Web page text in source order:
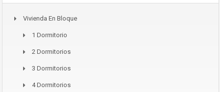
Vivienda En Bloque
1 Dormitorio
2 Dormitorios
3 Dormitorios
4 Dormitorios